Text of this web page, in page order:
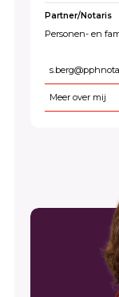
Partner/Notaris
Personen- en
Meer over mij